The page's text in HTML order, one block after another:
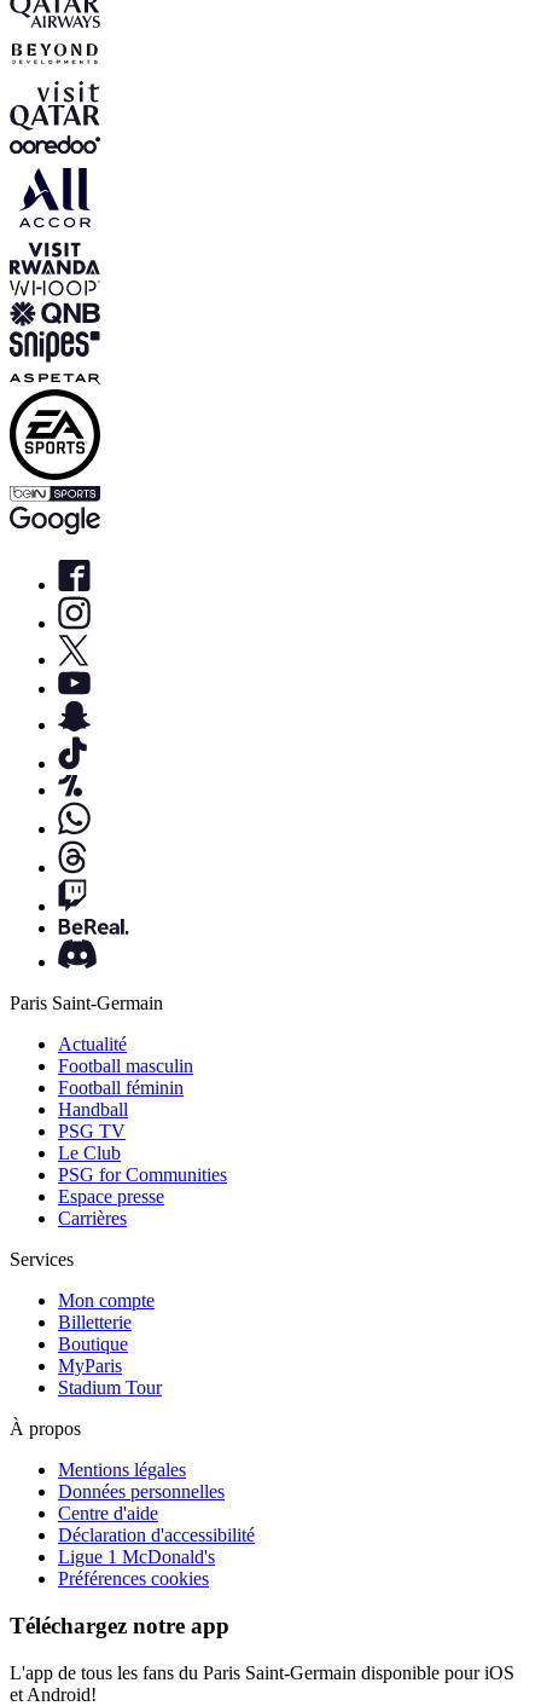
Paris Saint-Germain
Actualité
Football masculin
Football féminin
Handball
PSG TV
Le Club
PSG for Communities
Espace presse
Carrières
Services
Mon compte
Billetterie
Boutique
MyParis
Stadium Tour
À propos
Mentions légales
Données personnelles
Centre d'aide
Déclaration d'accessibilité
Ligue 1 McDonald's
Préférences cookies
Téléchargez notre app
L'app de tous les fans du Paris Saint-Germain disponible pour iOS
et Android!